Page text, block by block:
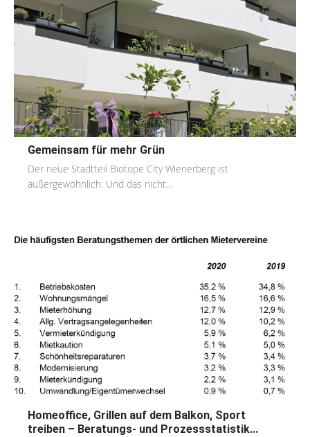
Gemeinsam für mehr Grün
Der neue Stadtteil Biotope City Wienerberg ist
außergewöhnlich. Und das nicht...
Homeoffice, Grillen auf dem Balkon, Sport
treiben – Beratungs- und Prozessstatistik...